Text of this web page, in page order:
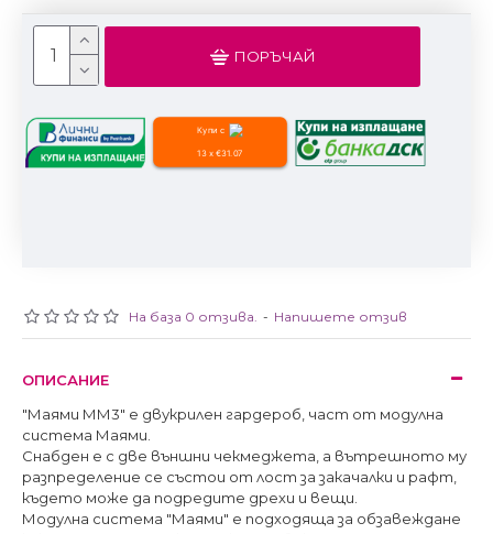
На база 0 отзива. - Напишете отзив
ПОРЪЧАЙ
Купи с
13 x €31.07
ОПИСАНИЕ
"Маями ММ3" е двукрилен гардероб, част от модулна
система Маями.
Снабден е с две външни чекмеджета, а вътрешното му
разпределение се състои от лост за закачалки и рафт,
където може да подредите дрехи и вещи.
Модулна система "Маями" е подходяща за обзавеждане